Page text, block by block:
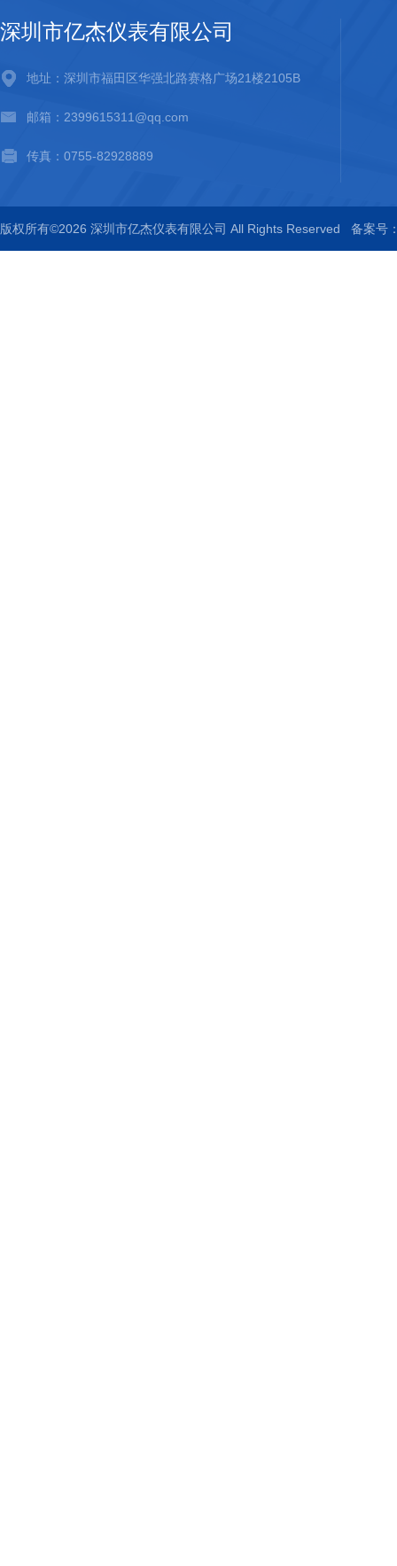
深圳市亿杰仪表有限公司
地址：深圳市福田区华强北路赛格广场21楼2105B
邮箱：2399615311@qq.com
传真：0755-82928889
版权所有©2026 深圳市亿杰仪表有限公司 All Rights Reserved 备案号